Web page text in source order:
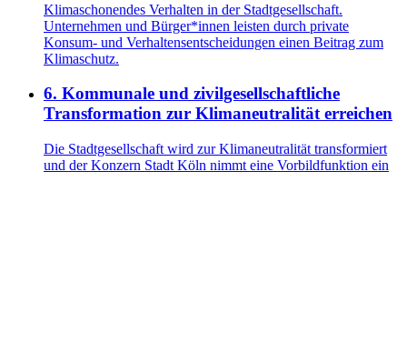
Klimaschonendes Verhalten in der Stadtgesellschaft.
Unternehmen und Bürger*innen leisten durch private
Konsum- und Verhaltensentscheidungen einen Beitrag zum
Klimaschutz.
6. Kommunale und zivilgesellschaftliche
Transformation zur Klimaneutralität erreichen
Die Stadtgesellschaft wird zur Klimaneutralität transformiert
und der Konzern Stadt Köln nimmt eine Vorbildfunktion ein